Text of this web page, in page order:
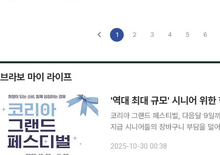
1 2 3 4 5 6
브라보 마이 라이프
'역대 최대 규모' 시니어 위한
코리아 그랜드 페스티벌, 다음달 9일
지급 시니어들의 장바구니 부담을 덜어줄 ‘한국판 블랙프라이데이’가 열렸다. 30일 중소벤처기업부
김장재료, 한우를 비롯해 전자제품,
2025-10-30 00:38